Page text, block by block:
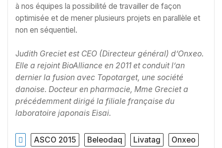
à nos équipes la possibilité de travailler de façon
optimisée et de mener plusieurs projets en parallèle et
non en séquentiel.
Judith Greciet est CEO (Directeur général) d’Onxeo.
Elle a rejoint BioAlliance en 2011 et conduit l’an
dernier la fusion avec Topotarget, une société
danoise. Docteur en pharmacie, Mme Greciet a
précédemment dirigé la filiale française du
laboratoire japonais Eisai.
ASCO 2015 Beleodaq Livatag Onxeo